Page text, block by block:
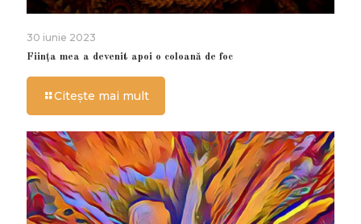
30 iunie 2023
Ființa mea a devenit apoi o coloană de foc
Citește mai mult